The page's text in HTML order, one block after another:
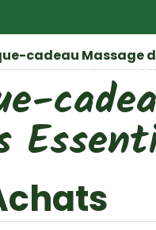
cadeau Massage